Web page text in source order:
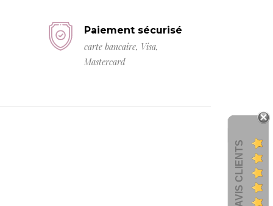
Paiement sécurisé
carte bancaire, Visa,
Mastercard
AVIS CLIENTS